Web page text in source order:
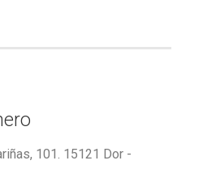
101. 15121 Dor -